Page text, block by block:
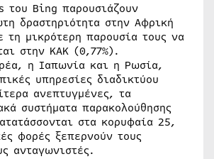
Bing παρουσιάζουν
δραστηριότητα στην Αφρική
τη μικρότερη παρουσία τους να
στην ΚΑΚ (0,77%).
η Ιαπωνία και η Ρωσία,
υπηρεσίες διαδικτύου
ανεπτυγμένες, τα
συστήματα παρακολούθησης
στα κορυφαία 25,
φορές ξεπερνούν τους
ανταγωνιστές.